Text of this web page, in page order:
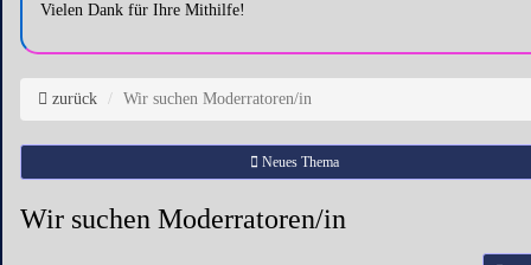
Vielen Dank für Ihre Mithilfe!
zurück Wir suchen Moderratoren/in
Neues Thema
Wir suchen Moderratoren/in